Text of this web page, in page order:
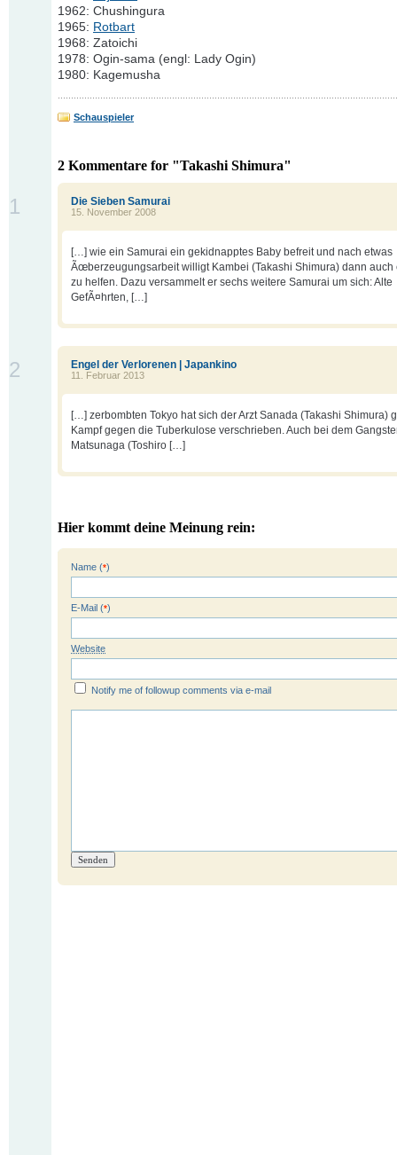
1962: Chushingura
1965: Rotbart
1968: Zatoichi
1978: Ogin-sama (engl: Lady Ogin)
1980: Kagemusha
Schauspieler
2 Kommentare for "Takashi Shimura"
Die Sieben Samurai
15. November 2008
1
[…] wie ein Samurai ein gekidnapptes Baby befreit und nach etwas
Ãœberzeugungsarbeit willigt Kambei (Takashi Shimura) dann auch
zu helfen. Dazu versammelt er sechs weitere Samurai um sich: Alte
GefÃ¤hrten, […]
Engel der Verlorenen | Japankino
11. Februar 2013
2
[…] zerbombten Tokyo hat sich der Arzt Sanada (Takashi Shimura)
Kampf gegen die Tuberkulose verschrieben. Auch bei dem
Matsunaga (Toshiro […]
Hier kommt deine Meinung rein:
Name (*)
E-Mail (*)
Website
Notify me of followup comments via e-mail